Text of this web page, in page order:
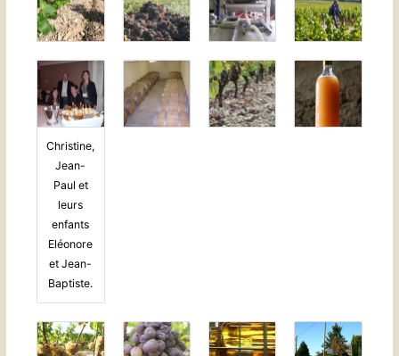
Christine,
Jean-
Paul et
leurs
enfants
Eléonore
et Jean-
Baptiste.